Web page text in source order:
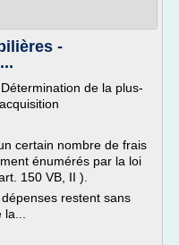
-
de la plus-
certain nombre de frais
énumérés par la loi
150 VB, II ).
restent sans